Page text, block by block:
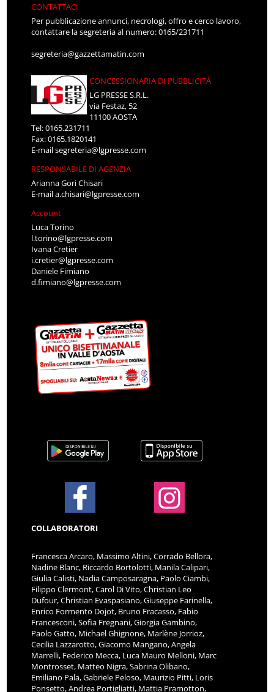
CONTATTACI
Per pubblicazione annunci, necrologi, offro e cerco lavoro,
contattare la segreteria al numero: 0165/231711
segreteria@gazzettamatin.com
CONCESSIONARIA DI PUBBLICITÀ
LG PRESSE S.R.L.
via Festaz, 52
11100 AOSTA
Tel: 0165.231711
Fax: 0165.1820141
E-mailsegreteria@lgpresse.com
RESPONSABILE DI AGENZIA
Arianna Gori Chisari
E-maila.chisari@lgpresse.com
Account
Luca Torino
l.torino@lgpresse.com
Ivana Cretier
i.cretier@lgpresse.com
Daniele Fimiano
d.fimiano@lgpresse.com
COLLABORATORI
Francesca Arcaro, Massimo Altini, Corrado Bellora,
Nadine Blanc, Riccardo Bortolotti, Manila Calipari,
Giulia Calisti, Nadia Camposaragna, Paolo Ciambi,
Filippo Clermont, Carol Di Vito, Christian Leo
Dufour, Christian Evaspasiano, Giuseppe Farinella,
Enrico Formento Dojot, Bruno Fracasso, Fabio
Francesconi, Sofia Fregnani, Giorgia Gambino,
Paolo Gatto, Michael Ghignone, Marlène Jorrioz,
Cecilia Lazzarotto, Giacomo Mangano, Angela
Marrelli, Federico Mecca, Luca Mauro Melloni, Marc
Montrosset, Matteo Nigra, Sabrina Olibano,
Emiliano Pala, Gabriele Peloso, Maurizio Pitti, Loris
Ponsetto, Andrea Portigliatti, Mattia Pramotton,